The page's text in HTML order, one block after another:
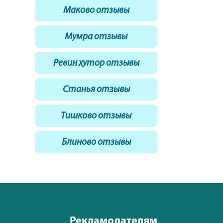
Маково отзывы
Мумра отзывы
Ревин хутор отзывы
Станья отзывы
Тишково отзывы
Блиново отзывы